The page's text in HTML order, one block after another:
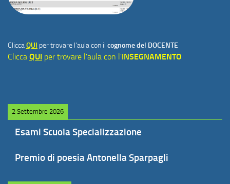
CliccaQUI per trovare l'aula con il cognome del DOCENTE
Clicca QUI per trovare l'aula con l'INSEGNAMENTO
2 Settembre 2026
Esami Scuola Specializzazione
Premio di poesia Antonella Sparpagli